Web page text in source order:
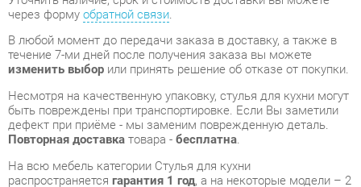
Несмотря на качественную упаковку, стулья для кухни могут
быть повреждены при транспортировке. Если Вы заметили
дефект при приёме - мы заменим поврежденную деталь.
Повторная доставкатовара -бесплатна.
На всю мебель категории Стулья для кухни
распространяется
года с момента приобретения.
Стул Цвет мебели F261-3 Бежевый- это качественное
изделие производстваЦвет мебели, соответствующее
Надеемся, вы останетесь довольны вашим приобретением, и